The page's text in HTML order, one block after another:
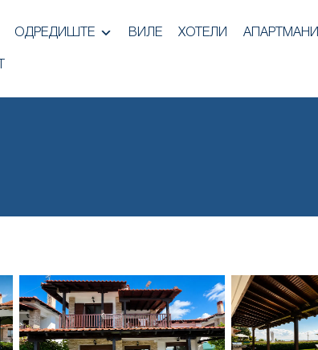
ОДРЕДИШТЕ ВИЛЕ ХОТЕЛИ АПАРТМАНИ